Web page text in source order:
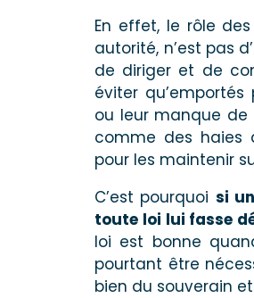
En effet, le rôle
autorité, n’est pas
de diriger et de
éviter
ou leur manque
comme des haies
pour les maintenir
C’est pourquoi si
toute loi lui fasse
loi est bonne
pourtant être
bien du souverain